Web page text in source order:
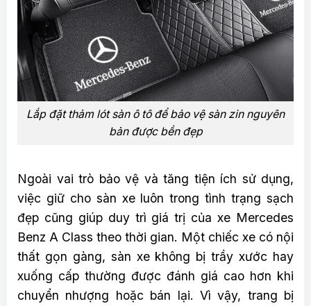
Lắp đặt thảm lót sàn ô tô để bảo vệ sàn zin nguyên
bản được bền đẹp
Ngoài vai trò bảo vệ và tăng tiện ích sử dụng,
việc giữ cho sàn xe luôn trong tình trạng sạch
đẹp cũng giúp duy trì giá trị của xe Mercedes
Benz A Class theo thời gian. Một chiếc xe có nội
thất gọn gàng, sàn xe không bị trầy xước hay
xuống cấp thường được đánh giá cao hơn khi
chuyển nhượng hoặc bán lại. Vì vậy, trang bị